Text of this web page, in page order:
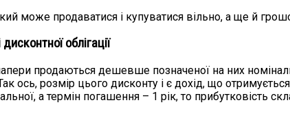
може продаватися і купуватися вільно, а ще й
облігації
продаються дешевше позначеної на них
ось, розмір цього дисконту і є дохід, що
а термін погашення – 1 рік, то прибутковість